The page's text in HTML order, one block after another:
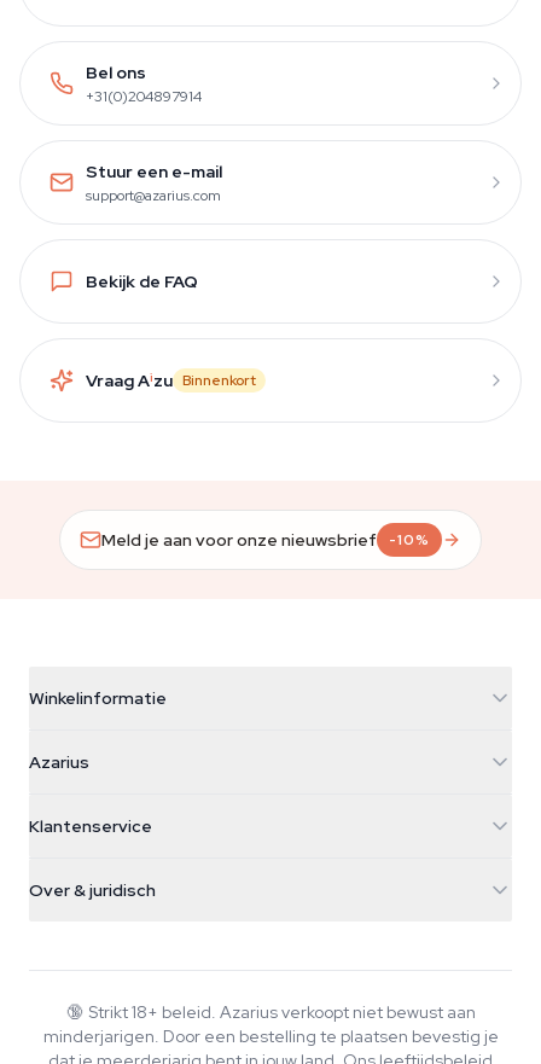
Bel ons
+31(0)204897914
Stuur een e-mail
support@azarius.com
Bekijk de FAQ
Vraag Aizu Binnenkort
Meld je aan voor onze nieuwsbrief -10%
Winkelinformatie
Galvaniweg 11
Nederland
+31(0)204897914
Azarius
Smokeshop
Klantenservice
Retourbeleid
Veelgestelde vragen
Privacybeleid
Over & juridisch
Wiki
Schrijvers
🔞 Strikt 18+ beleid. Azarius verkoopt niet bewust aan
minderjarigen. Door een bestelling te plaatsen bevestig je